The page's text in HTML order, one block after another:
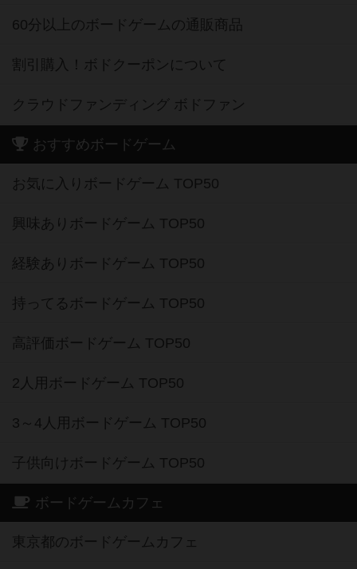
60分以上のボードゲームの通販商品
割引購入！ボドクーポンについて
クラウドファンディング ボドファン
おすすめボードゲーム
お気に入りボードゲーム TOP50
興味ありボードゲーム TOP50
経験ありボードゲーム TOP50
持ってるボードゲーム TOP50
高評価ボードゲーム TOP50
2人用ボードゲーム TOP50
3～4人用ボードゲーム TOP50
子供向けボードゲーム TOP50
ボードゲームカフェ
東京都のボードゲームカフェ